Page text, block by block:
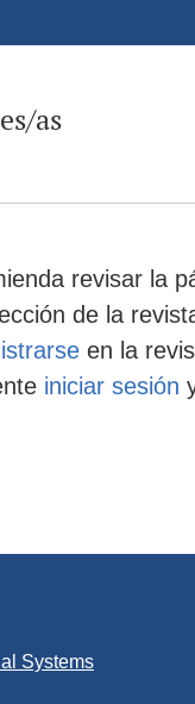
as
revisar la
de la
en la
iniciar sesión
Systems